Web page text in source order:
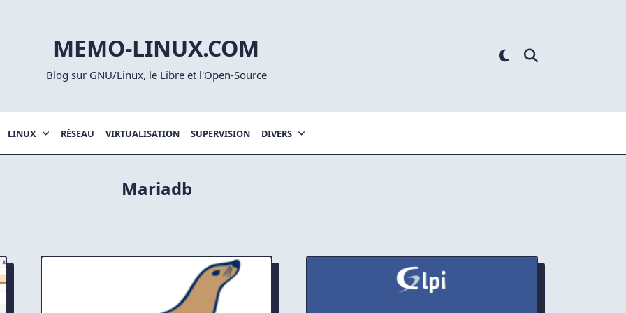
MEMO-LINUX.COM
Blog sur GNU/Linux, le Libre et l'Open-Source
LINUX RÉSEAU VIRTUALISATION SUPERVISION DIVERS
Mariadb